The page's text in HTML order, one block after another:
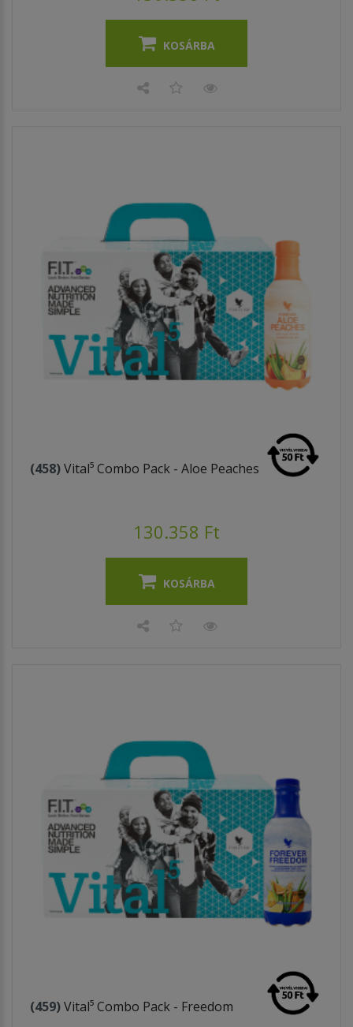
KOSÁRBA
(458)Vital⁵ Combo Pack - Aloe Peaches
130.358 Ft
KOSÁRBA
(459)Vital⁵ Combo Pack - Freedom